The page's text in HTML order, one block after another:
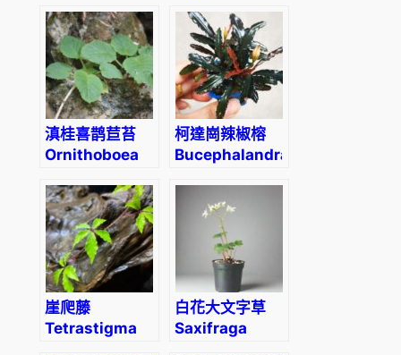
crystallinum
‘Hope’
滇桂喜鹊苣苔
Ornithoboea
柯達崗辣椒榕
Bucephalandra
崖爬藤
Tetrastigma
白花大文字草
Saxifraga